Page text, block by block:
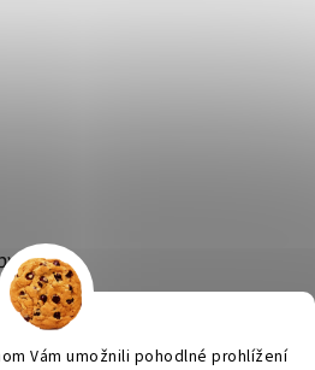
Vám umožnili pohodlné prohlížení